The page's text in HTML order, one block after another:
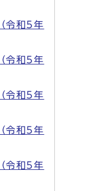
令和5年
令和5年
令和5年
令和5年
令和5年